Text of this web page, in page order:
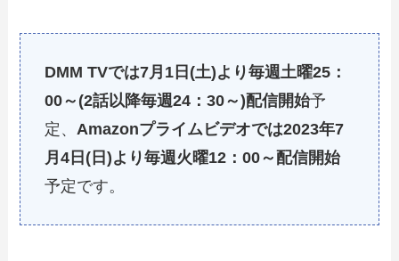
DMM TVでは7月1日(土)より毎週土曜25：
00～(2話以降毎週24：30～)配信開始予
定、 Amazonプライムビデオでは2023年7
月4日(日)より毎週火曜12：00～配信開始
予定です。